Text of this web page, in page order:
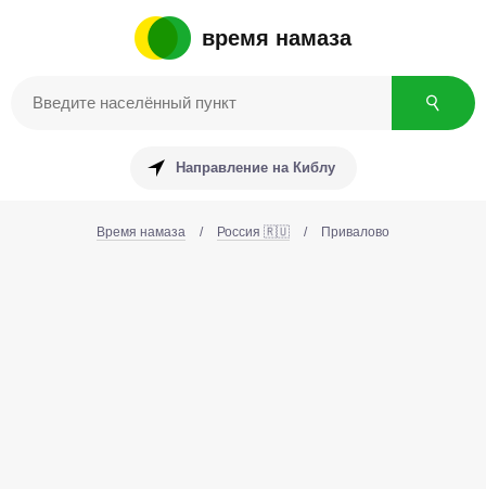
время намаза
Направление на Киблу
Время намаза / Россия 🇷🇺 / Привалово